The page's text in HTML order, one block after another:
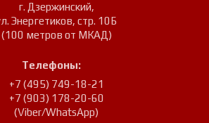
г. Дзержинский,
Энергетиков, стр. 10Б
(100 метров от МКАД)
Телефоны:
+7 (495) 749-18-21
+7 (903) 178-20-60
(Viber/WhatsApp)